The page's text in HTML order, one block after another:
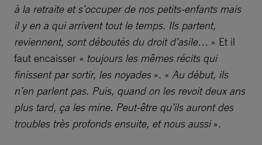
à la retraite et s’occuper de nos petits-enfants mais
il y en a qui arrivent tout le temps. Ils partent,
reviennent, sont déboutés du droit d’asile… » Et il
faut encaisser « toujours les mêmes récits qui
finissent par sortir, les noyades ». « Au début, ils
n’en parlent pas. Puis, quand on les revoit deux ans
plus tard, ça les mine. Peut-être qu’ils auront des
troubles très profonds ensuite, et nous aussi».